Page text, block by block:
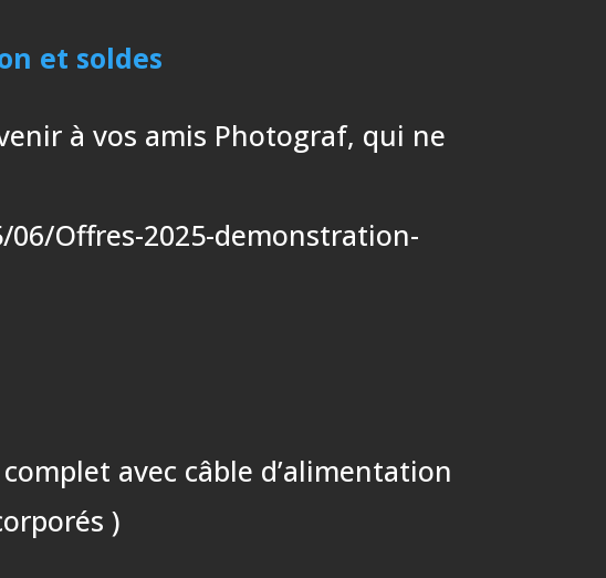
et soldes
à vos amis Photograf, qui ne
Offres-2025-demonstration-
avec câble d’alimentation
)